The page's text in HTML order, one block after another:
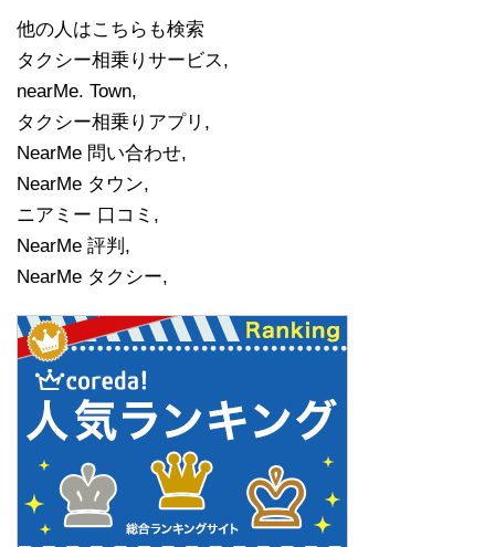
他の人はこちらも検索
タクシー相乗りサービス,
nearMe. Town,
タクシー相乗りアプリ,
NearMe 問い合わせ,
NearMe タウン,
ニアミー 口コミ,
NearMe 評判,
NearMe タクシー,